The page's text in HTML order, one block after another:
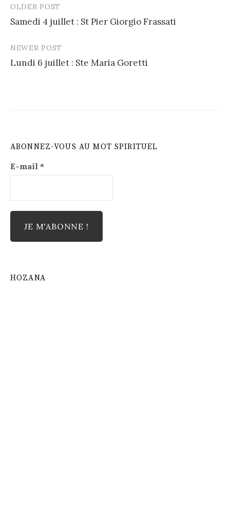
Post
navigation
OLDER POST
Samedi 4 juillet : St Pier Giorgio Frassati
NEWER POST
Lundi 6 juillet : Ste Maria Goretti
ABONNEZ-VOUS AU MOT SPIRITUEL
E-mail *
HOZANA